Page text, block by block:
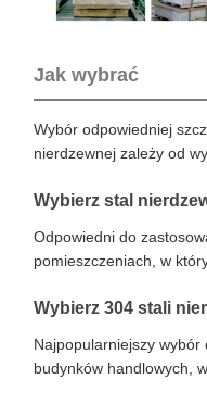
Jak wybrać
Wybór odpowiedniej
nierdzewnej zależy od
Wybierz stal
Odpowiedni do
pomieszczeniach, w
Wybierz 304 stali
Najpopularniejszy
budynków handlowych,